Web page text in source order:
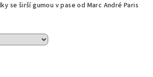
se širší gumou v pase od Marc André Paris